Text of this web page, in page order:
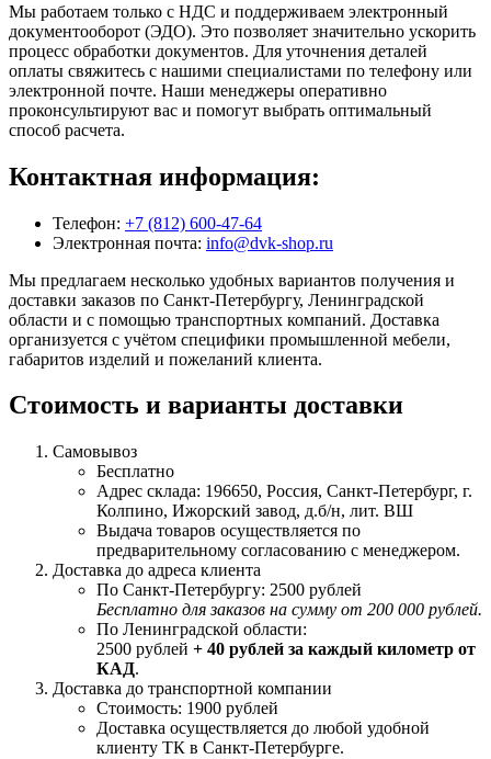
Мы работаем только с НДС и поддерживаем электронный
документооборот (ЭДО). Это позволяет значительно ускорить
процесс обработки документов. Для уточнения деталей
оплаты свяжитесь с нашими специалистами по телефону или
электронной почте. Наши менеджеры оперативно
проконсультируют вас и помогут выбрать оптимальный
способ расчета.
Контактная информация:
Телефон: +7 (812) 600-47-64
Электронная почта: info@dvk-shop.ru
Мы предлагаем несколько удобных вариантов получения и
доставки заказов по Санкт-Петербургу, Ленинградской
области и с помощью транспортных компаний. Доставка
организуется с учётом специфики промышленной мебели,
габаритов изделий и пожеланий клиента.
Стоимость и варианты доставки
Самовывоз
Бесплатно
Адрес склада: 196650, Россия, Санкт-Петербург, г.
Колпино, Ижорский завод, д.б/н, лит. ВШ
Выдача товаров осуществляется по
предварительному согласованию с менеджером.
Доставка до адреса клиента
По Санкт-Петербургу: 2500 рублей
Бесплатно для заказов на сумму от 200 000 рублей.
По Ленинградской области:
2500 рублей + 40 рублей за каждый километр от
КАД.
Доставка до транспортной компании
Стоимость: 1900 рублей
Доставка осуществляется до любой удобной
клиенту ТК в Санкт-Петербурге.